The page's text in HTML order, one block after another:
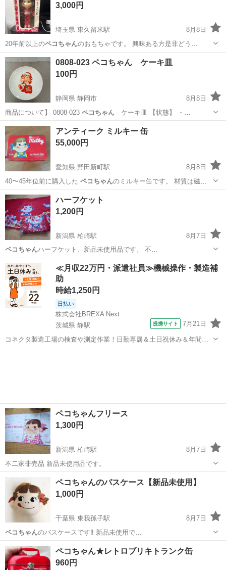
3,000円
埼玉県 東久留米駅
8月8日
20年前以上のペコちゃんのおもちゃです。 興味ある方是非どう…
埼玉 新座市 ペコちゃん
0808-023 ペコちゃん ケーキ皿
100円
静岡県 静岡市
8月8日
商品について】 0808-023 ペコちゃん ケーキ皿 【状態】 ・…
静岡 静岡市 ペコちゃん
アンティーク ミルキー 缶
55,000円
愛知県 野田新町駅
8月8日
40〜45年位前に購入した ペコちゃんのミルキー缶です。 材質は磁石
が付く…
愛知 刈谷市 野田新町駅
ハーフケット
1,200円
新潟県 柏崎駅
8月7日
ペコちゃんハーフケット、新品未使用品です。 不…
新潟 柏崎市 柏崎駅 靴/バッグ 不二家
≪月収22万円・派遣社員≫機械操作・製造補
助
時給1,250円
日払い
株式会社BREXA Next
茨城県 静駅
提携サイト 7月21日
コネクタ製造工場の検査や測定作業！日勤専属＆土日祝休み＆年間休
ペコちゃんフリース
1,300円
新潟県 柏崎駅
8月7日
不二家非売品 新品未使用品です。
新潟 靴/バッグ ペコちゃん
ペコちゃんのパスケース【新品未使用】
1,000円
千葉県 東我孫子駅
8月7日
ペコちゃん
のパスケースです‼️ 新品未使用で…
千葉 我孫子市 東我孫子駅 ペコちゃん
ペコちゃん★レトロブリキトランク缶
960円